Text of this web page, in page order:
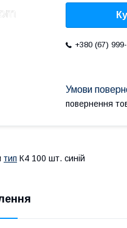
+380 (67)
повернення
тип К4 100 шт. синій